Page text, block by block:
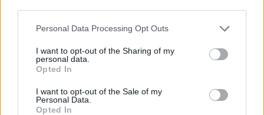
Please note that this website/app uses one or more Google
not limited to your visit or usage behaviour. You may click to
grant or deny consent to Google and its third-party tags to
use your data for below specified purposes in below Google
consent section.
Personal Data Processing Opt Outs
I want to opt-out of the Sharing of my
personal data.
Opted In
I want to opt-out of the Sale of my
Personal Data.
Opted In
07. 31.
HAGYD A SÓT: EGY CSIPET EBBŐL A FŐZŐVÍZBE,
Titkos hozzávaló
ANNYI VIRÁGOT HOZ MAJD A MUSKÁTLI, HA EZT CSINÁLOD
Ettől lesz a tiéd a leggyönyörűbb muskátli a környéken